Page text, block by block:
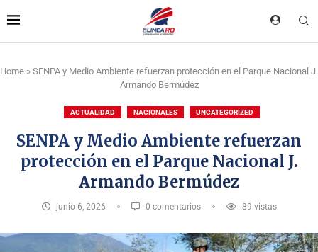
Home » SENPA y Medio Ambiente refuerzan protección en el Parque Nacional J.
Armando Bermúdez
ACTUALIDAD NACIONALES UNCATEGORIZED
SENPA y Medio Ambiente refuerzan
protección en el Parque Nacional J.
Armando Bermúdez
junio 6, 2026 0 comentarios 89 vistas